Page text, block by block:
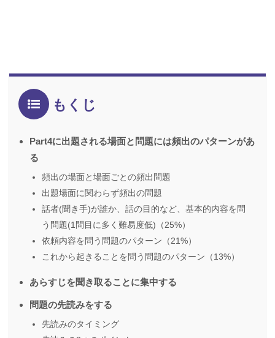
もくじ
Part4に出題される場面と問題には頻出のパターンがあ
る
頻出の場面と場面ごとの頻出問題
出題場面に関わらず頻出の問題
話者(聞き手)が誰か、話の目的など、基本的内容を問
う問題(1問目に多く難易度低)（25%）
依頼内容を問う問題のパターン（21%）
これから起きることを問う問題のパターン（13%）
あらすじを聞き取ることに集中する
問題の先読みをする
先読みのタイミング